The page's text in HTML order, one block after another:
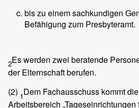
bis zu einem sachkundigen
Befähigung zum Presbyteramt.
2Es werden zwei beratende
der Elternschaft berufen.
(2) 1Dem Fachausschuss kommt
Arbeitsbereich „Tageseinrichtungen